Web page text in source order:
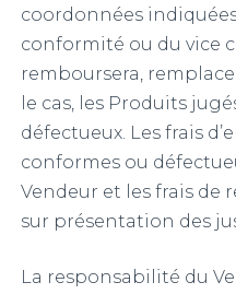
coordonnées indiquées
conformité ou du vice
remboursera,
le cas, les Produits
défectueux. Les frais
conformes ou
Vendeur et les frais de
sur présentation des
La responsabilité du